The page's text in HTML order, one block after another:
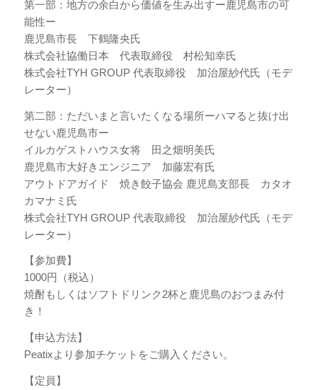
第一部：地方の余白から価値を生み出すー鹿児島市の可
能性ー
鹿児島市長 下鶴隆央氏
株式会社協働日本 代表取締役 村松知幸氏
株式会社TYH GROUP 代表取締役 加治屋紗代氏（モデ
レーター）
第二部：ただいまと言いたくなる場所ーハマると抜け出
せない鹿児島市ー
イルカゲストハウス女将 田之畑明美氏
鹿児島市大好きエンジニア 加藤宏有氏
アウトドアガイド 焼き餃子協会 鹿児島支部長 カタオ
カマナミ氏
株式会社TYH GROUP 代表取締役 加治屋紗代氏（モデ
レーター）
【参加費】
1000円（税込）
焼酎もしくはソフトドリンク2杯と鹿児島のおつまみ付
き！
【申込方法】
Peatixより参加チケットをご購入ください。
【定員】